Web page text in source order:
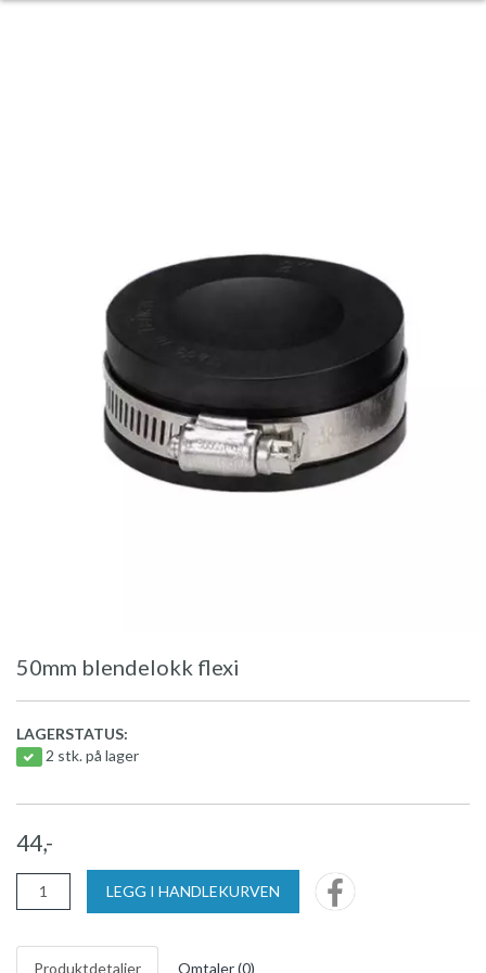
50mm blendelokk flexi
LAGERSTATUS:
2 stk. på lager
44,-
LEGG I HANDLEKURVEN
Produktdetaljer Omtaler (0)